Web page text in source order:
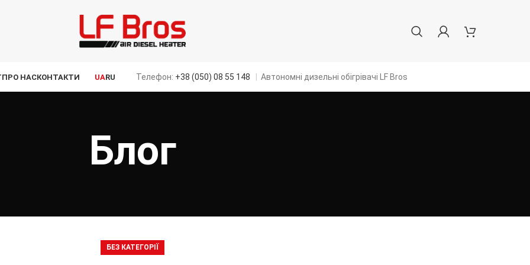
ПРО НАСКОНТАКТИ UARU Телефон: +38 (050) 08 55 148 Автономні дизельні обігрівачі LF Bros
Блог
БЕЗ КАТЕГОРІЇ